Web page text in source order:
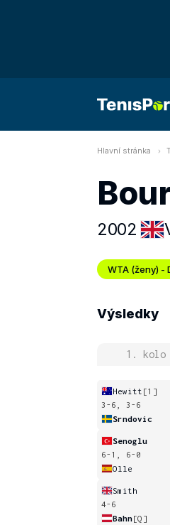
Hlavní stránka
2002
WTA (ženy) -
Výsledky
1. kolo
Hewitt [1]
3-6, 3-6
Srndovic
Senoglu
6-1, 6-0
Olle
Smith
4-6
Bahn[Q]